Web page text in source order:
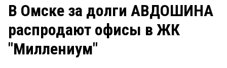
ЗАКОН
НОВОСТИ КОМПАНИЙ
Рейтинги
Блоги
В Омске за долги АВДОШИНА
распродают офисы в ЖК
"Миллениум"